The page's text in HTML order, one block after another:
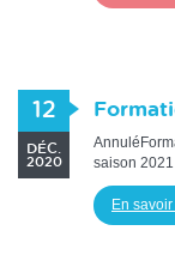
12
DÉC.
2020
saison
En